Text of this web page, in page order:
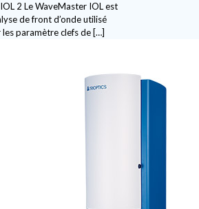
2 Le WaveMaster IOL est
de front d’onde utilisé
paramètre clefs de […]